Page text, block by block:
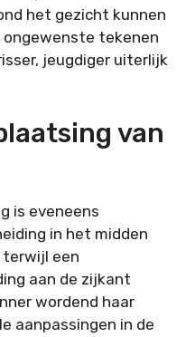
het gezicht kunnen
ongewenste tekenen
jeugdiger uiterlijk
van
is eveneens
in het midden
terwijl een
aan de zijkant
wordend haar
aanpassingen in de